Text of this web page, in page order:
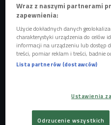
wtedy ostatnio Turyn gościł
olimpijczyków.
Posłuchaj audycji
zimowych igrzyskach
- Ceremonia otwarcia
powinni sięgnąć do korzeni,
Wraz z naszymi partnerami
zapewnienia:
Użycie dokładnych danych
charakterystyki urządzenia do celów
informacji na urządzeniu lub dostęp
treści, pomiar reklam i treści, badnie
Lista partnerów (dostawców)
Ustawienia
Odrzucenie wszystkich